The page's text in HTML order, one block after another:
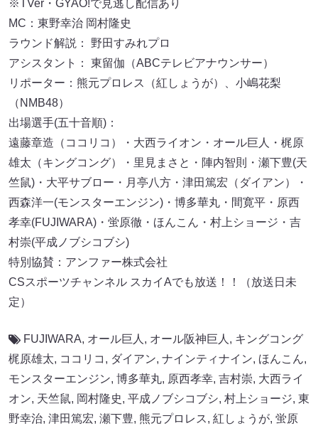
※TVer・GYAO!で見逃し配信あり
MC：東野幸治 岡村隆史
ラウンド解説： 野田すみれプロ
アシスタント： 東留伽（ABCテレビアナウンサー）
リポーター：熊元プロレス（紅しょうが）、小嶋花梨
（NMB48）
出場選手(五十音順)：
遠藤章造（ココリコ）・大西ライオン・オール巨人・梶原
雄太（キングコング）・里見まさと・陣内智則・瀬下豊(天
竺鼠)・大平サブロー・月亭八方・津田篤宏（ダイアン）・
西森洋一(モンスターエンジン)・博多華丸・間寛平・原西
孝幸(FUJIWARA)・蛍原徹・ほんこん・村上ショージ・吉
村崇(平成ノブシコブシ)
特別協賛：アンファー株式会社
CSスポーツチャンネル スカイAでも放送！！（放送日未
定）
FUJIWARA, オール巨人 , オール阪神巨⼈ , キングコング
梶原雄太, ココリコ , ダイアン, ナインティナイン, ほんこん,
モンスターエンジン, 博多華丸, 原西孝幸, 吉村崇, 大西ライ
オン, 天竺鼠, 岡村隆史, 平成ノブシコブシ, 村上ショージ, 東
野幸治, 津田篤宏, 瀬下豊, 熊元プロレス, 紅しょうが, 蛍原